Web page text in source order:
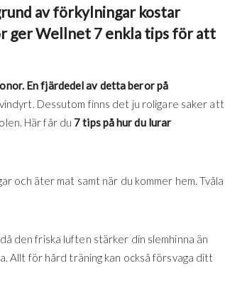
av förkylningar kostar
ger Wellnet 7 enkla tips för att
En fjärdedel av detta beror på
Dessutom finns det ju roligare saker att
Här får du 7 tips på hur du lurar
och äter mat samt när du kommer hem. Tvåla
den friska luften stärker din slemhinna än
Allt för hård träning kan också försvaga ditt